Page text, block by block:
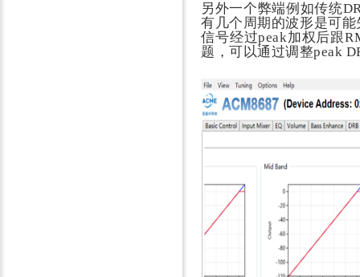
另外一个弊端例如传统
有几个周期的波形是可
信号经过peak加权后跟
题，可以通过调整peak